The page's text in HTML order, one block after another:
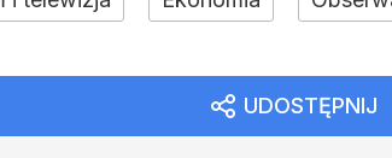
UDOSTĘPNIJ